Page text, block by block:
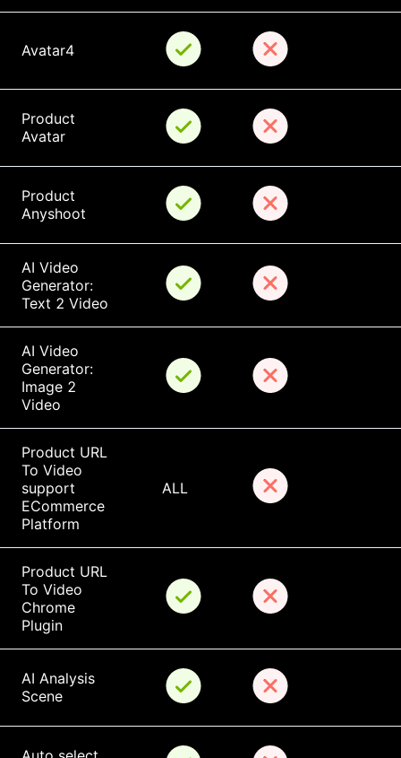
Avatar4
Product
Avatar
Product
Anyshoot
AI Video
Generator:
Text 2 Video
AI Video
Generator:
Image 2
Video
Product URL
To Video
support
ECommerce
Platform
ALL
Product URL
To Video
Chrome
Plugin
AI Analysis
Scene